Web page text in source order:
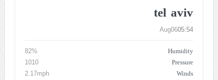
tel aviv
Aug0605:54
Humidity
82%
Pressure
1010
Winds
2.17mph